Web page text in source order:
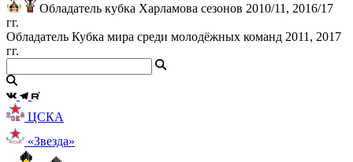
Обладатель кубка Харламова сезонов 2010/11, 2016/17
гг.
Обладатель Кубка мира среди молодёжных команд 2011, 2017
гг.
ЦСКА
«Звезда»